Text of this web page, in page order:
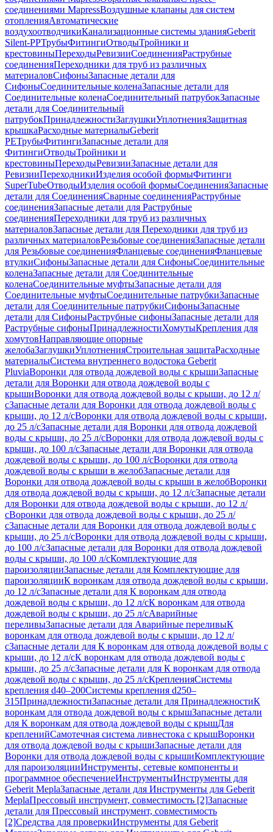
соединениями MapressВоздушные клапаны для систем
отопленияАвтоматические
воздухоотводчикиКанализационные системы зданияGeberit
Silent-PPТрубыФитингиОтводыТройники и
крестовиныПереходыРевизииСоединенияРаструбные
соединенияПереходники для труб из различных
материаловСифоныЗапасные детали для
СифоныСоединительные коленаЗапасные детали для
Соединительные коленаСоединительный патрубокЗапасные
детали для Соединительный
патрубокПринадлежностиЗаглушкиУплотненияЗащитная
крышкаРасходные материалыGeberit
PEТрубыФитингиЗапасные детали для
ФитингиОтводыТройники и
крестовиныПереходыРевизииЗапасные детали для
РевизииПереходникиИзделия особой формыФитинги
SuperTubeОтводыИзделия особой формыСоединенияЗапасные
детали для СоединенияСварные соединенияРаструбные
соединенияЗапасные детали для Раструбные
соединенияПереходники для труб из различных
материаловЗапасные детали для Переходники для труб из
различных материаловРезьбовые соединенияЗапасные детали
для Резьбовые соединенияФланцевые соединенияФланцевые
втулкиСифоныЗапасные детали для СифоныСоединительные
коленаЗапасные детали для Соединительные
коленаСоединительные муфтыЗапасные детали для
Соединительные муфтыСоединительные патрубкиЗапасные
детали для Соединительные патрубкиСифоныЗапасные
детали для СифоныРаструбные сифоныЗапасные детали для
Раструбные сифоныПринадлежностиХомутыКрепления для
хомутовНаправляющие опорные
желобаЗаглушкиУплотненияСтроительная защитаРасходные
материалыСистема внутреннего водостока Geberit
PluviaВоронки для отвода дождевой воды с крышиЗапасные
детали для Воронки для отвода дождевой воды с
крышиВоронки для отвода дождевой воды с крыши, до 12 л/
сЗапасные детали для Воронки для отвода дождевой воды с
крыши, до 12 л/сВоронки для отвода дождевой воды с крыши,
до 25 л/сЗапасные детали для Воронки для отвода дождевой
воды с крыши, до 25 л/сВоронки для отвода дождевой воды с
крыши, до 100 л/сЗапасные детали для Воронки для отвода
дождевой воды с крыши, до 100 л/сВоронки для отвода
дождевой воды с крыши в желобЗапасные детали для
Воронки для отвода дождевой воды с крыши в желобВоронки
для отвода дождевой воды с крыши, до 12 л/сЗапасные детали
для Воронки для отвода дождевой воды с крыши, до 12 л/
сВоронки для отвода дождевой воды с крыши, до 25 л/
сЗапасные детали для Воронки для отвода дождевой воды с
крыши, до 25 л/сВоронки для отвода дождевой воды с крыши,
до 100 л/сЗапасные детали для Воронки для отвода дождевой
воды с крыши, до 100 л/сКомплектующие для
пароизоляцииЗапасные детали для Комплектующие для
пароизоляцииК воронкам для отвода дождевой воды с крыши,
до 12 л/сЗапасные детали для К воронкам для отвода
дождевой воды с крыши, до 12 л/сК воронкам для отвода
дождевой воды с крыши, до 25 л/сАварийные
переливыЗапасные детали для Аварийные переливыК
воронкам для отвода дождевой воды с крыши, до 12 л/
сЗапасные детали для К воронкам для отвода дождевой воды с
крыши, до 12 л/сК воронкам для отвода дождевой воды с
крыши, до 25 л/сЗапасные детали для К воронкам для отвода
дождевой воды с крыши, до 25 л/сКрепленияСистемы
крепления d40–200Системы крепления d250–
315ПринадлежностиЗапасные детали для ПринадлежностиК
воронкам для отвода дождевой воды с крышЗапасные детали
для К воронкам для отвода дождевой воды с крышДля
крепленийСамотечная система ливнестока с крышВоронки
для отвода дождевой воды с крышиЗапасные детали для
Воронки для отвода дождевой воды с крышиКомплектующие
для пароизоляцииИнструменты, сетевые компоненты и
программное обеспечениеИнструментыИнструменты для
Geberit MeplaЗапасные детали для Инструменты для Geberit
MeplaПрессовый инструмент, совместимость [2]Запасные
детали для Прессовый инструмент, совместимость
[2]Средства для проверкиИнструменты для Geberit